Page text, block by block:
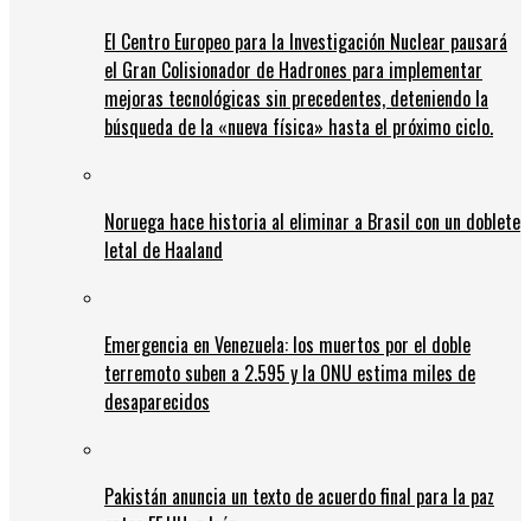
El Centro Europeo para la Investigación Nuclear pausará
el Gran Colisionador de Hadrones para implementar
mejoras tecnológicas sin precedentes, deteniendo la
búsqueda de la «nueva física» hasta el próximo ciclo.
Noruega hace historia al eliminar a Brasil con un doblete
letal de Haaland
Emergencia en Venezuela: los muertos por el doble
terremoto suben a 2.595 y la ONU estima miles de
desaparecidos
Pakistán anuncia un texto de acuerdo final para la paz